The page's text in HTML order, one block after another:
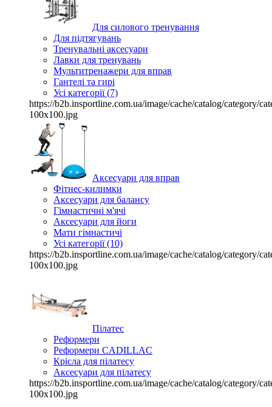
Для силового тренування
Для підтягувань
Тренувальні аксесуари
Лавки для тренувань
Мультитренажери для вправ
Гантелі та гирі
Усі категорії (7)
https://b2b.insportline.com.ua/image/cache/catalog/category/
100x100.jpg
Аксесуари для вправ
Фітнес-килимки
Аксесуари для балансу
Гімнастичні м'ячі
Аксесуари для йоги
Мати гімнастичі
Усі категорії (10)
https://b2b.insportline.com.ua/image/cache/catalog/category/
100x100.jpg
Пілатес
Реформери
Реформери CADILLAC
Крісла для пілатесу
Аксесуари для пілатесу
https://b2b.insportline.com.ua/image/cache/catalog/category/
100x100.jpg